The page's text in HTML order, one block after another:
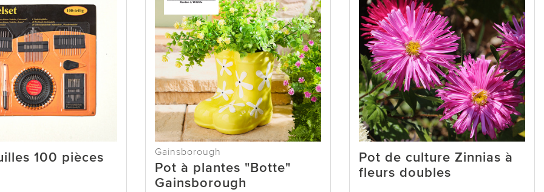
100 pièces Gainsborough
Pot à plantes "Botte"
Gainsborough
Pot de culture Zinnias à
fleurs doubles